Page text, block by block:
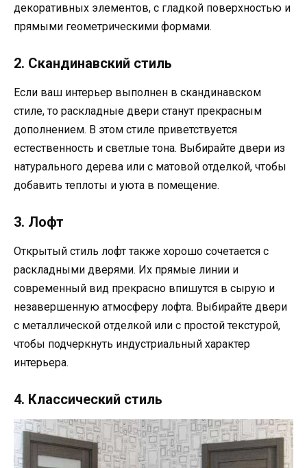
декоративных элементов, с гладкой поверхностью и
прямыми геометрическими формами.
2. Скандинавский стиль
Если ваш интерьер выполнен в скандинавском
стиле, то раскладные двери станут прекрасным
дополнением. В этом стиле приветствуется
естественность и светлые тона. Выбирайте двери из
натурального дерева или с матовой отделкой, чтобы
добавить теплоты и уюта в помещение.
3. Лофт
Открытый стиль лофт также хорошо сочетается с
раскладными дверями. Их прямые линии и
современный вид прекрасно впишутся в сырую и
незавершенную атмосферу лофта. Выбирайте двери
с металлической отделкой или с простой текстурой,
чтобы подчеркнуть индустриальный характер
интерьера.
4. Классический стиль